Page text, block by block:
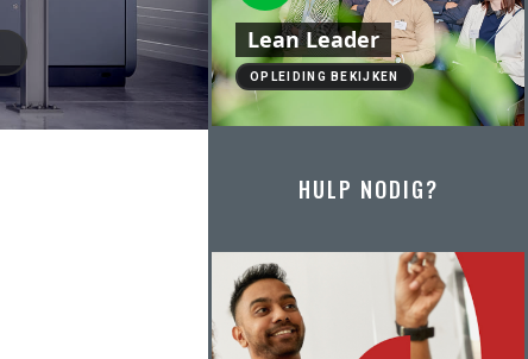
Lean Leader
OPLEIDING BEKIJKEN
HULP NODIG?